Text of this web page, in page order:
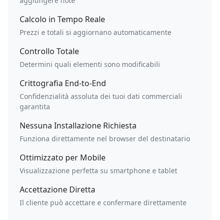
Calcolo in Tempo Reale
Prezzi e totali si aggiornano automaticamente
Controllo Totale
Determini quali elementi sono modificabili
Crittografia End-to-End
Confidenzialità assoluta dei tuoi dati commerciali
garantita
Nessuna Installazione Richiesta
Funziona direttamente nel browser del destinatario
Ottimizzato per Mobile
Visualizzazione perfetta su smartphone e tablet
Accettazione Diretta
Il cliente può accettare e confermare direttamente